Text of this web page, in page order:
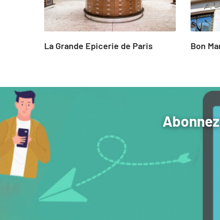
La Grande Epicerie de Paris Bon